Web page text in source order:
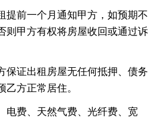
提前一个月通知甲方，如预期不
则甲方有权将房屋收回或通过诉
保证出租房屋无任何抵押、债务
乙方正常居住。
电费、天然气费、光纤费、宽